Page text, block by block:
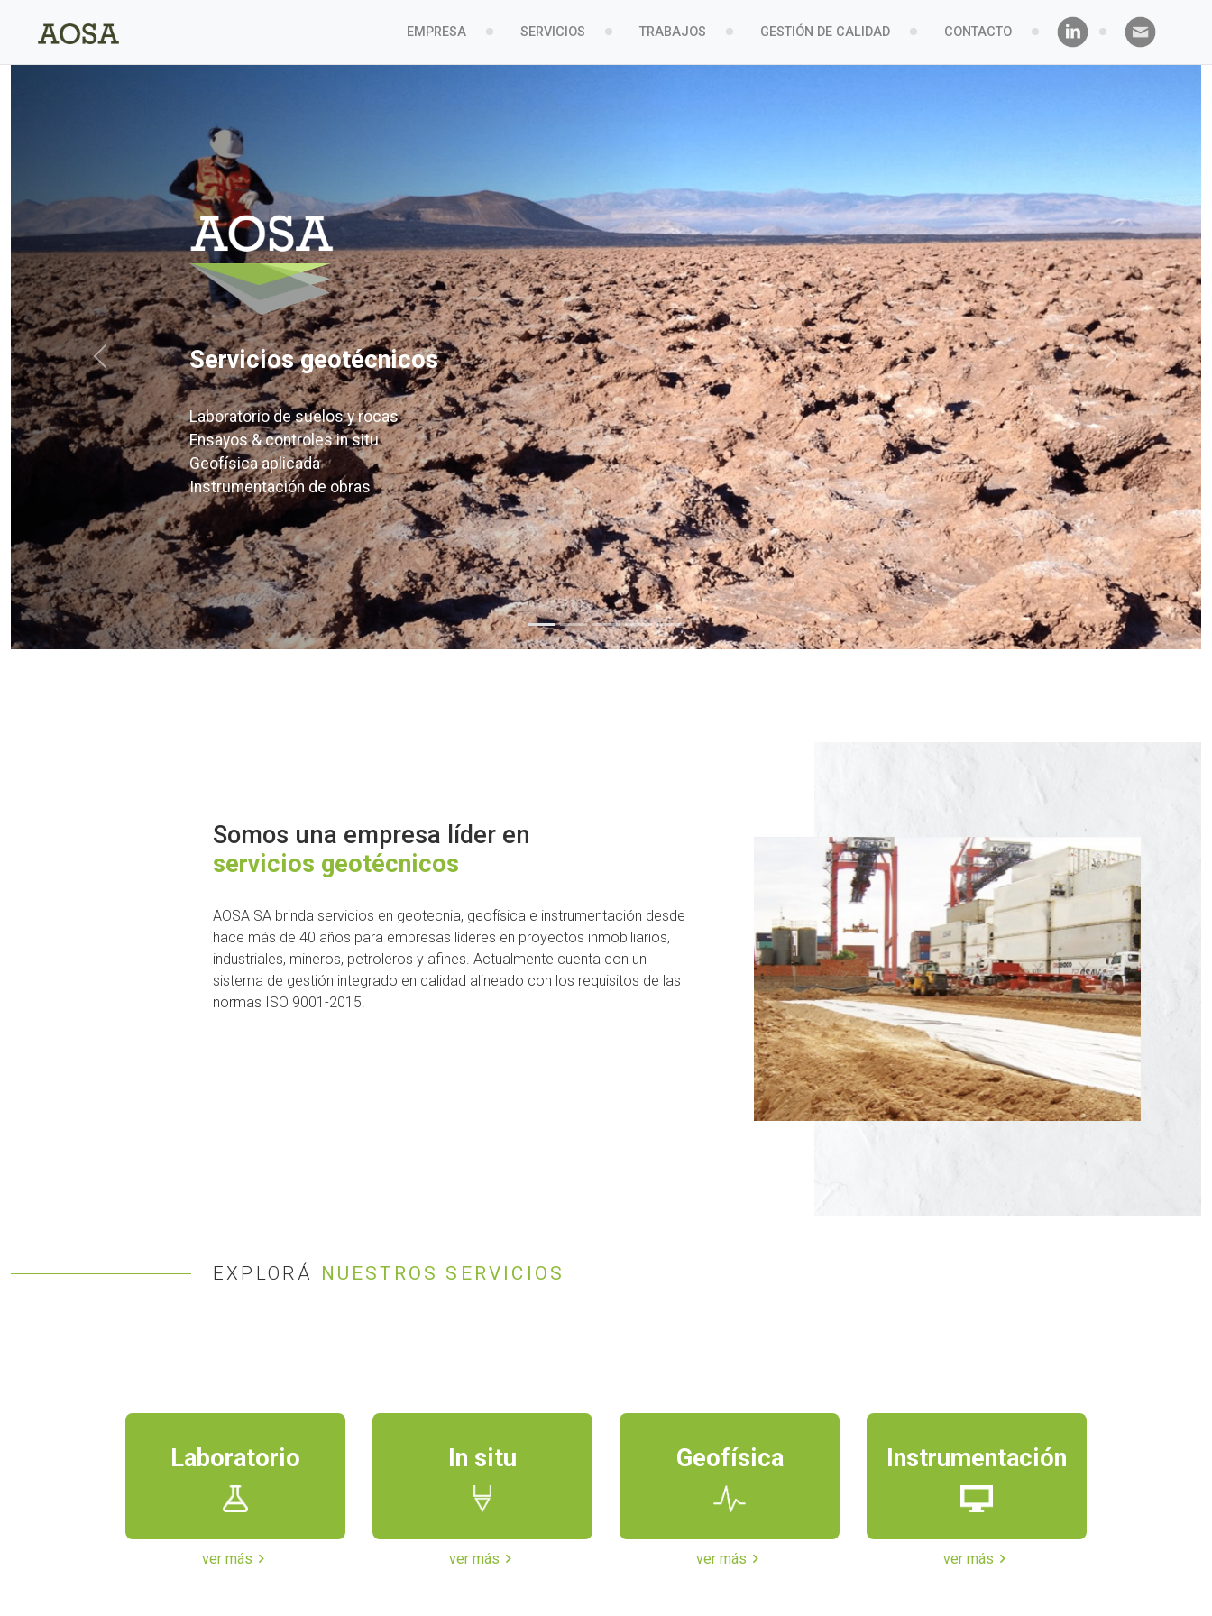
EMPRESA SERVICIOS TRABAJOS GESTIÓN DE CALIDAD CONTACTO
Servicios geotécnicos
Laboratorio de suelos y rocas
Ensayos & controles in situ
Geofísica aplicada
Instrumentación de obras
Previous Next
Somos una empresa líder en
servicios geotécnicos
AOSA SA brinda servicios en geotecnia, geofísica e instrumentación desde
hace más de 40 años para empresas líderes en proyectos inmobiliarios,
industriales, mineros, petroleros y afines. Actualmente cuenta con un
sistema de gestión integrado en calidad alineado con los requisitos de las
normas ISO 9001-2015.
EXPLORÁ NUESTROS SERVICIOS
Laboratorio
ver más chevron_right
In situ
ver más chevron_right
Geofísica
ver más chevron_right
Instrumentación
ver más chevron_right